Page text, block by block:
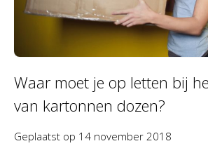
Waar moet je op letten bij
van kartonnen dozen?
Geplaatst op 14 november 2018